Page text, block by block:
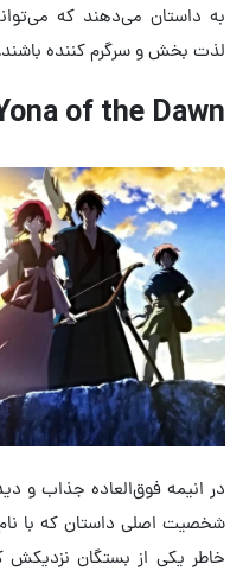
به داستان می‌دهند که
لذت بخش و سرگرم کننده باشند.
of the Dawn
خاطر یکی از بستگان نزدیکش